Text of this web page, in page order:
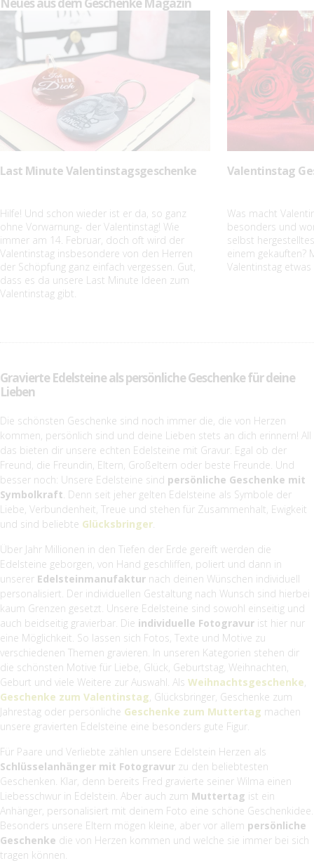
Neues aus dem Geschenke Magazin
Last Minute Valentinstagsgeschenke
Hilfe! Und schon wieder ist er da, so ganz
ohne Vorwarnung- der Valentinstag! Wie
immer am 14. Februar, doch oft wird der
Valentinstag insbesondere von den Herren
der Schöpfung ganz einfach vergessen. Gut,
dass es da unsere Last Minute Ideen zum
Valentinstag gibt.
Valentinstag
Was macht
besonders und
selbst
einem gekauften?
Valentinstag
Gravierte Edelsteine als persönliche Geschenke für deine
Lieben
Die schönsten Geschenke sind noch immer die, die von Herzen
kommen, persönlich sind und deine Lieben stets an dich erinnern! All
das bieten dir unsere echten Edelsteine mit Gravur. Egal ob der
Freund, die Freundin, Eltern, Großeltern oder beste Freunde. Und
besser noch: Unsere Edelsteine sind persönliche Geschenke mit
Symbolkraft. Denn seit jeher gelten Edelsteine als Symbole der
Liebe, Verbundenheit, Treue und stehen für Zusammenhalt, Ewigkeit
und sind beliebte Glücksbringer.
Über Jahr Millionen in den Tiefen der Erde gereift werden die
Edelsteine geborgen, von Hand geschliffen, poliert und dann in
unserer Edelsteinmanufaktur nach deinen Wünschen individuell
personalisiert. Der individuellen Gestaltung nach Wunsch sind hierbei
kaum Grenzen gesetzt. Unsere Edelsteine sind sowohl einseitig und
auch beidseitig gravierbar. Die individuelle Fotogravur ist hier nur
eine Möglichkeit. So lassen sich Fotos, Texte und Motive zu
verschiedenen Themen gravieren. In unseren Kategorien stehen dir
die schönsten Motive für Liebe, Glück, Geburtstag, Weihnachten,
Geburt und viele Weitere zur Auswahl. Als Weihnachtsgeschenke,
Geschenke zum Valentinstag, Glücksbringer, Geschenke zum
Jahrestag oder persönliche Geschenke zum Muttertag machen
unsere gravierten Edelsteine eine besonders gute Figur.
Für Paare und Verliebte zählen unsere Edelstein Herzen als
Schlüsselanhänger mit Fotogravur zu den beliebtesten
Geschenken. Klar, denn bereits Fred gravierte seiner Wilma einen
Liebesschwur in Edelstein. Aber auch zum Muttertag ist ein
Anhänger, personalisiert mit deinem Foto eine schöne Geschenkidee.
Besonders unsere Eltern mögen kleine, aber vor allem persönliche
Geschenke die von Herzen kommen und welche sie immer bei sich
tragen können.